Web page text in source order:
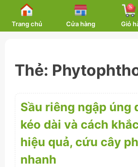
content
Trang chủ Cửa hàng Giỏ
Thẻ:
Sầu riêng ngập úng
kéo dài và cách
hiệu quả, cứu cây
nhanh